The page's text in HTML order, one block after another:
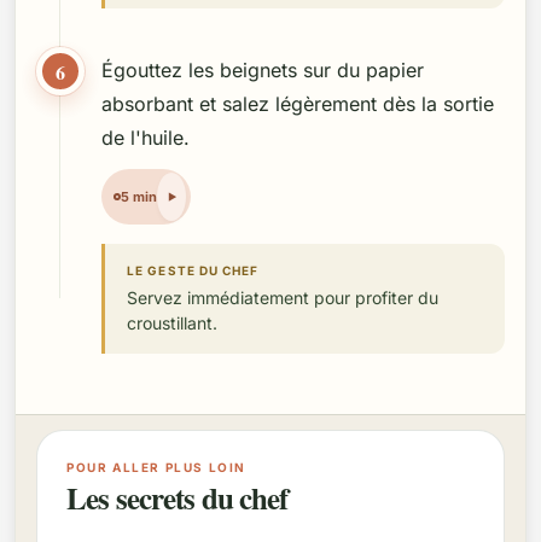
6
Égouttez les beignets sur du papier
absorbant et salez légèrement dès la sortie
de l'huile.
5 min
LE GESTE DU CHEF
Servez immédiatement pour profiter du
croustillant.
POUR ALLER PLUS LOIN
Les secrets du chef